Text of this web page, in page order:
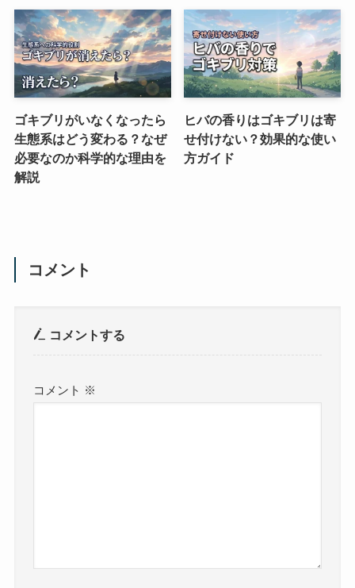
ゴキブリがいなくなったら
生態系はどう変わる？なぜ
必要なのか科学的な理由を
解説
ヒバの香りはゴキブリは寄
せ付けない？効果的な使い
方ガイド
コメント
コメントする
コメント ※